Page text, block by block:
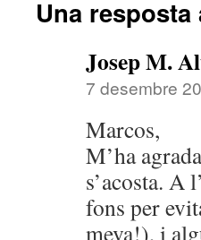
Una resposta
Josep M.
7 desembre
Marcos,
M’ha
s’acosta. A
fons per
meva!), i